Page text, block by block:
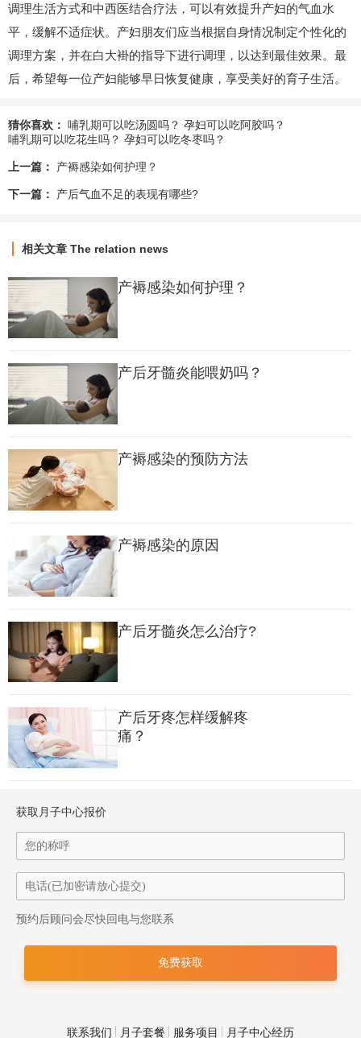
调理生活方式和中西医结合疗法，可以有效提升产妇的气血水
平，缓解不适症状。产妇朋友们应当根据自身情况制定个性化的
调理方案，并在白大褂的指导下进行调理，以达到最佳效果。最
后，希望每一位产妇能够早日恢复健康，享受美好的育子生活。
猜你喜欢： 哺乳期可以吃汤圆吗？ 孕妇可以吃阿胶吗？
哺乳期可以吃花生吗？ 孕妇可以吃冬枣吗？
上一篇： 产褥感染如何护理？
下一篇： 产后气血不足的表现有哪些?
相关文章 The relation news
产褥感染如何护理？
产后牙髓炎能喂奶吗？
产褥感染的预防方法
产褥感染的原因
产后牙髓炎怎么治疗?
产后牙疼怎样缓解疼
痛？
获取月子中心报价
预约后顾问会尽快回电与您联系
联系我们 月子套餐 服务项目 月子中心经历